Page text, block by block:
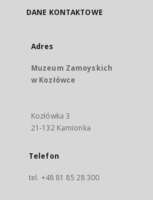
DANE KONTAKTOWE
Adres
Muzeum Zamoyskich
w Kozłówce
Kozłówka 3
21-132 Kamionka
Telefon
tel. +48 81 85 28 300